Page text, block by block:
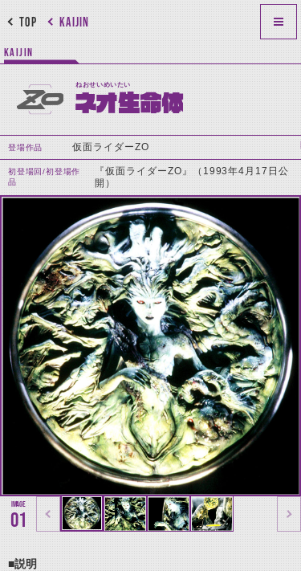
KAIJIN
TOP
KAIJIN
ねおせいめいたい
ネオ生命体
登場作品 仮面ライダーZO
初登場回/初登場作
品
『仮面ライダーZO』（1993年4月17日公
開）
01
■説明